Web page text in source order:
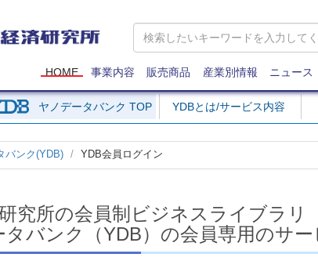
矢
野
研
究
所
HOME 事業内容 販売商品 産業別情報 ニュース
ヤノデータバンク TOP YDBとは/サービス内容
バンク(YDB) YDB会員ログイン
究所の会員制ビジネスライブラリ
バンク（YDB）の会員専用のサー